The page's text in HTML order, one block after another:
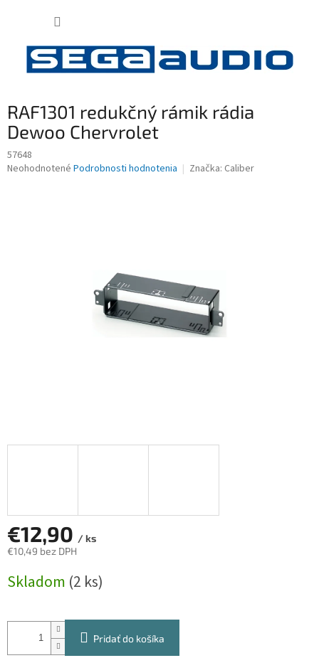
RAF1301 redukčný rámik rádia
Dewoo Chervrolet
57648
Priemerné
Neohodnotené Podrobnosti hodnotenia Značka: Caliber
€12,90 / ks
€10,49 bez DPH
cena:
Skladom (2 ks)
Pridať do košíka